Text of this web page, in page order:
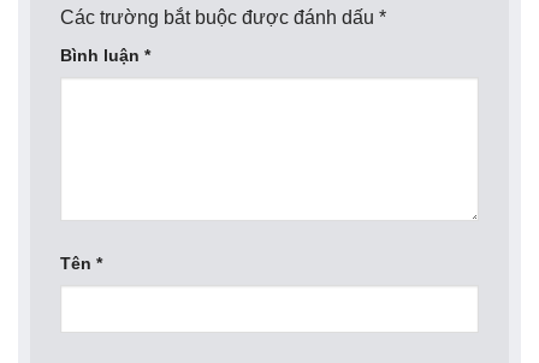
Các trường bắt buộc được đánh dấu *
Bình luận *
Tên *